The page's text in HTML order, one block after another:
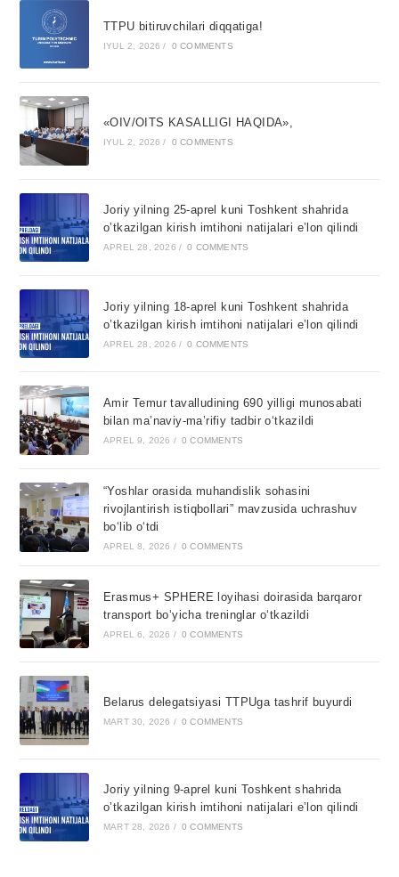
TTPU bitiruvchilari diqqatiga!
IYUL 2, 2026 / 0 COMMENTS
«OIV/OITS KASALLIGI HAQIDA»,
IYUL 2, 2026 / 0 COMMENTS
Joriy yilning 25-aprel kuni Toshkent shahrida
o’tkazilgan kirish imtihoni natijalari e’lon qilindi
APREL 28, 2026 / 0 COMMENTS
Joriy yilning 18-aprel kuni Toshkent shahrida
o’tkazilgan kirish imtihoni natijalari e’lon qilindi
APREL 28, 2026 / 0 COMMENTS
Amir Temur tavalludining 690 yilligi munosabati
bilan ma’naviy-ma’rifiy tadbir o‘tkazildi
APREL 9, 2026 / 0 COMMENTS
“Yoshlar orasida muhandislik sohasini
rivojlantirish istiqbollari” mavzusida uchrashuv
bo‘lib o‘tdi
APREL 8, 2026 / 0 COMMENTS
Erasmus+ SPHERE loyihasi doirasida barqaror
transport bo‘yicha treninglar o‘tkazildi
APREL 6, 2026 / 0 COMMENTS
Belarus delegatsiyasi TTPUga tashrif buyurdi
MART 30, 2026 / 0 COMMENTS
Joriy yilning 9-aprel kuni Toshkent shahrida
o’tkazilgan kirish imtihoni natijalari e’lon qilindi
MART 28, 2026 / 0 COMMENTS